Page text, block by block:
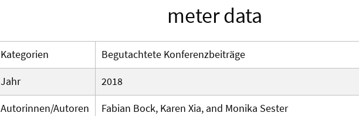
meter data
Kategorien
Begutachtete Konferenzbeiträge
Jahr
2018
Autorinnen/Autoren
Fabian Bock, Karen Xia, and Monika Sester